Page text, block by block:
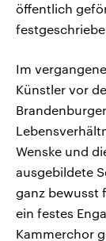
öffentlich
Im
Künstler vor
Wenske und
ausgebildete
ganz bewusst
ein festes
Kammerchor